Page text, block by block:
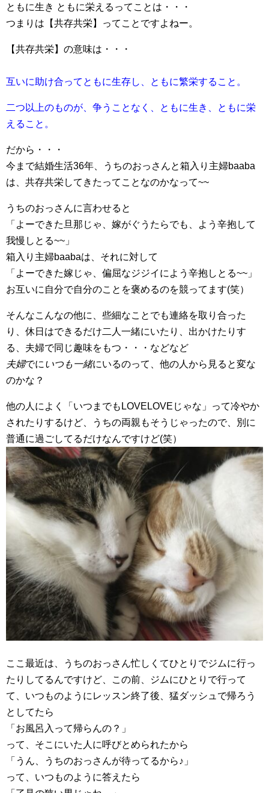
ともに生き ともに栄えるってことは・・・
つまりは【共存共栄】ってことですよねー。
【共存共栄】の意味は・・・
互いに助け合ってともに生存し、ともに繁栄すること。
二つ以上のものが、争うことなく、ともに生き、ともに栄
えること。
だから・・・
今まで結婚生活36年、うちのおっさんと箱入り主婦baaba
は、共存共栄してきたってことなのかなって~~
うちのおっさんに言わせると
「よーできた旦那じゃ、嫁がぐうたらでも、よう辛抱して
我慢しとる~~」
箱入り主婦baabaは、それに対して
「よーできた嫁じゃ、偏屈なジジイによう辛抱しとる~~」
お互いに自分で自分のことを褒めるのを競ってます(笑）
そんなこんなの他に、些細なことでも連絡を取り合った
り、休日はできるだけ二人一緒にいたり、出かけたりす
る、夫婦で同じ趣味をもつ・・・などなど
夫婦でにいつも一緒にいるのって、他の人から見ると変な
のかな？
他の人によく「いつまでもLOVELOVEじゃな」って冷やか
されたりするけど、うちの両親もそうじゃったので、別に
普通に過ごしてるだけなんですけど(笑）
ここ最近は、うちのおっさん忙しくてひとりでジムに行っ
たりしてるんですけど、この前、ジムにひとりで行って
て、いつものようにレッスン終了後、猛ダッシュで帰ろう
としてたら
「お風呂入って帰らんの？」
って、そこにいた人に呼びとめられたから
「うん、うちのおっさんが待ってるから♪」
って、いつものように答えたら